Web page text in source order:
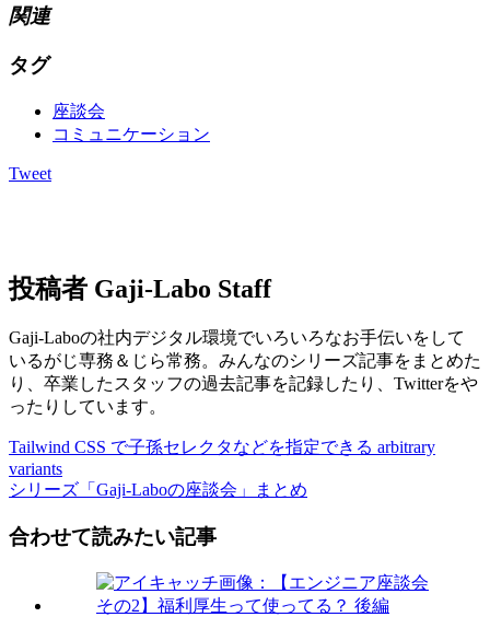
関連
タグ
座談会
コミュニケーション
Tweet
投稿者 Gaji-Labo Staff
Gaji-Laboの社内デジタル環境でいろいろなお手伝いをして
いるがじ専務＆じら常務。みんなのシリーズ記事をまとめた
り、卒業したスタッフの過去記事を記録したり、Twitterをや
ったりしています。
Tailwind CSS で子孫セレクタなどを指定できる arbitrary
variants
シリーズ「Gaji-Laboの座談会」まとめ
合わせて読みたい記事